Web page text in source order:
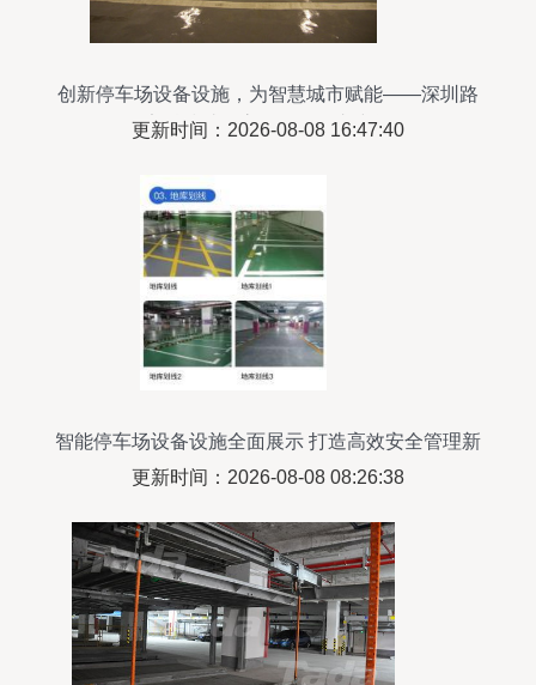
创新停车场设备设施，为智慧城市赋能——深圳路
安科技助您高效管理停车空间
更新时间：2026-08-08 16:47:40
智能停车场设备设施全面展示 打造高效安全管理新
体验
更新时间：2026-08-08 08:26:38